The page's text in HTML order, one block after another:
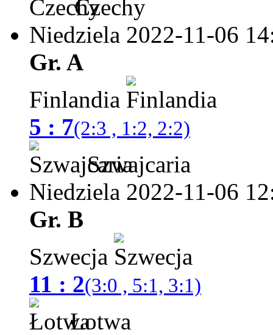
Czechy
Niedziela 2022-11-06
Gr. A
Finlandia
5 : 7(2:3 , 1:2, 2:2)
Szwajcaria
Niedziela 2022-11-06
Gr. B
Szwecja
11 : 2(3:0 , 5:1, 3:1)
Łotwa